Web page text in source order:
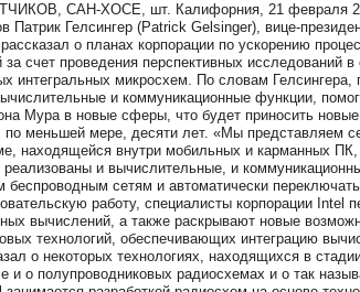
САН-ХОСЕ, шт. Калифорния, 21 февраля
Патрик Гелсингер (Patrick Gelsinger), вице-
о планах корпорации по ускорению
счет проведения перспективных исследований в
интегральных микросхем. По словам Гелсингера,
и коммуникационные функции,
Мура в новые сферы, что будет приносить
по меньшей мере, десяти лет. «Мы представляем
находящейся внутри мобильных и карманных
реализованы и вычислительные, и
сетям и автоматически
работу, специалисты корпорации Intel
вычислений, а также раскрывают новые
технологий, обеспечивающих интеграцию
о некоторых технологиях, находящихся в
и о полупроводниковых радиосхемах и о так